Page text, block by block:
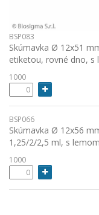
BSP083
Skúmavka Ø 12x51
etiketou, rovné dno, s
1000
BSP066
Skúmavka Ø 12x56
1,25/2/2,5 ml, s lemom
1000